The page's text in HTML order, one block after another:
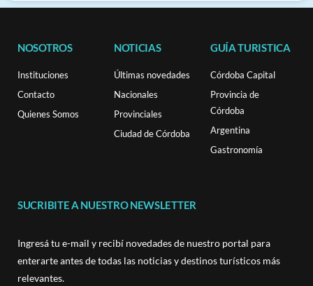
NOSOTROS
Instituciones
Contacto
Quienes Somos
NOTICIAS
Últimas novedades
Nacionales
Provinciales
Ciudad de Córdoba
GUÍA TURISTICA
Córdoba Capital
Provincia de
Córdoba
Argentina
Gastronomía
SUCRIBITE A NUESTRO NEWSLETTER
Ingresá tu e-mail y recibí novedades de nuestro portal para
enterarte antes de todas las noticias y destinos turísticos más
relevantes.